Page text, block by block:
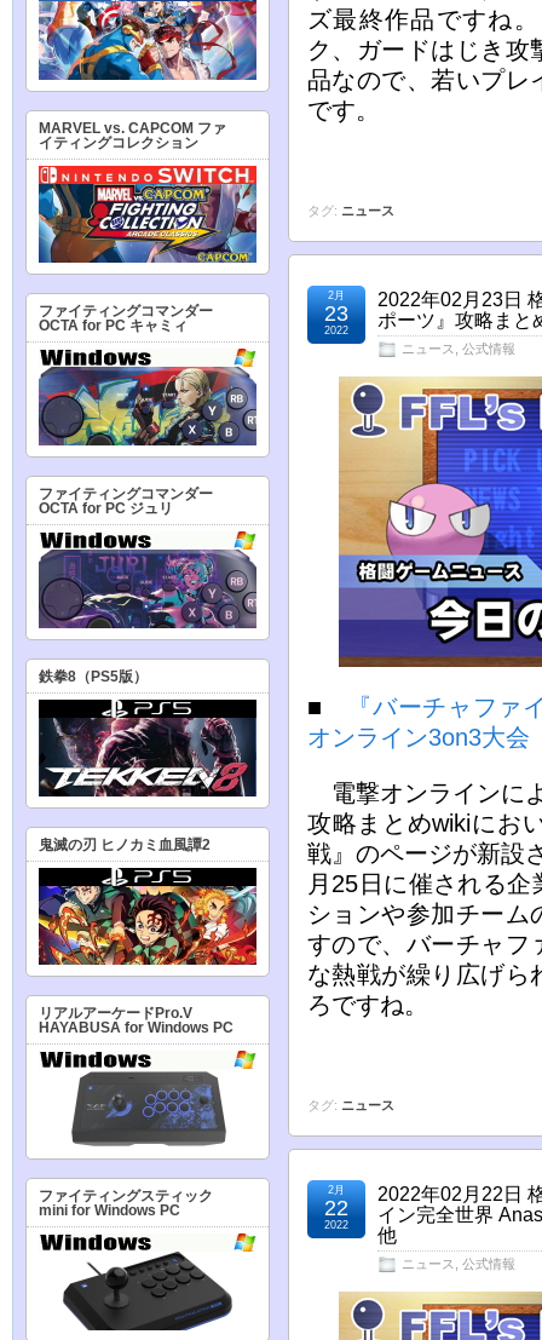
ズ最終作品ですね
ク、ガードはじき攻
品なので、若いプレ
です。
タグ: ニュース
2022年02月23日
ポーツ』攻略まと
ニュース 公式情報
2月
23
2022
■
『バーチャファ
オンライン3on3大会
電撃オンラインに
攻略まとめwikiにお
戦』のページが新設
月25日に催される
ションや参加チーム
すので、バーチャフ
な熱戦が繰り広げら
ろですね。
タグ: ニュース
2022年02月22日
イン完全世界
他
ニュース 公式情報
2月
22
2022
MARVEL vs. CAPCOM ファ
イティングコレクション
ファイティングコマンダー
OCTA for PC キャミィ
ファイティングコマンダー
OCTA for PC ジュリ
鉄拳8（PS5版）
鬼滅の刃 ヒノカミ血風譚2
リアルアーケードPro.V
HAYABUSA for Windows PC
ファイティングスティック
mini for Windows PC